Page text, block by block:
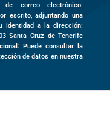
correo electrónico:
escrito, adjuntando una
identidad a la dirección:
Santa Cruz de Tenerife
: Puede consultar la
de datos en nuestra